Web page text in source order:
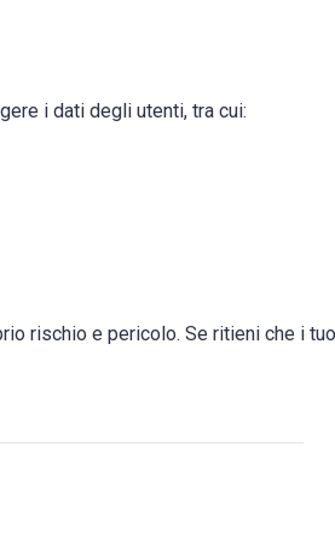
i dati degli utenti, tra cui:
rischio e pericolo. Se ritieni che i